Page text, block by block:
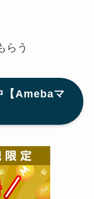
らう
【Amebaマ